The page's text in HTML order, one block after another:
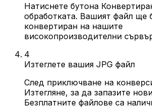
Натиснете бутона
обработката. Вашият файл ще
конвертиран на нашите
високопроизводителни
4
Изтеглете вашия JPG файл
След приключване на
Изтегляне, за да запазите
Безплатните файлове са